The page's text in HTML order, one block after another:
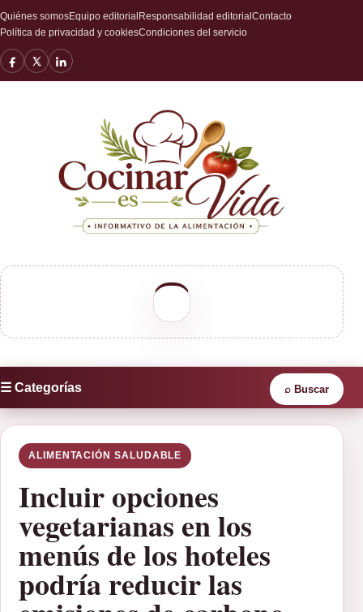
Quiénes somosEquipo editorial Responsabilidad editorial Contacto
Política de privacidad y cookiesCondiciones del servicio
☰ Categorías ⌕ Buscar
ALIMENTACIÓN SALUDABLE
Incluir opciones
vegetarianas en los
menús de los hoteles
podría reducir las